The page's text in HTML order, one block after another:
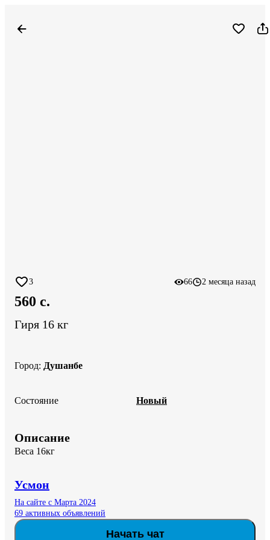
3 66 2 месяца назад
560 c.
Гиря 16 кг
Город: Душанбе
Состояние Новый
Описание
Веса 16кг
Усмон
На сайте с Марта 2024
69 активных объявлений
Начать чат